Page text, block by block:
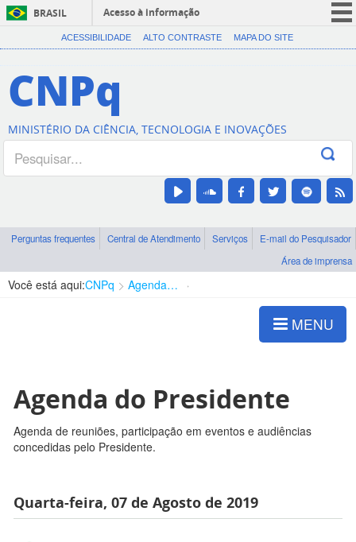
BRASIL
Acesso à informação
CORONAVÍRUS (COVID-19)
Canais
ACESSIBILIDADE ALTO CONTRASTE MAPA DO SITE
CNPq
MINISTÉRIO DA CIÊNCIA, TECNOLOGIA E INOVAÇÕES
Perguntas frequentes Central de Atendimento Serviços
E-mail do Pesquisador
Área de imprensa
Você está aqui:CNPq Agenda de autoridades
MENU
Agenda do Presidente
Agenda de reuniões, participação em eventos e audiências
concedidas pelo Presidente.
Quarta-feira, 07 de Agosto de 2019